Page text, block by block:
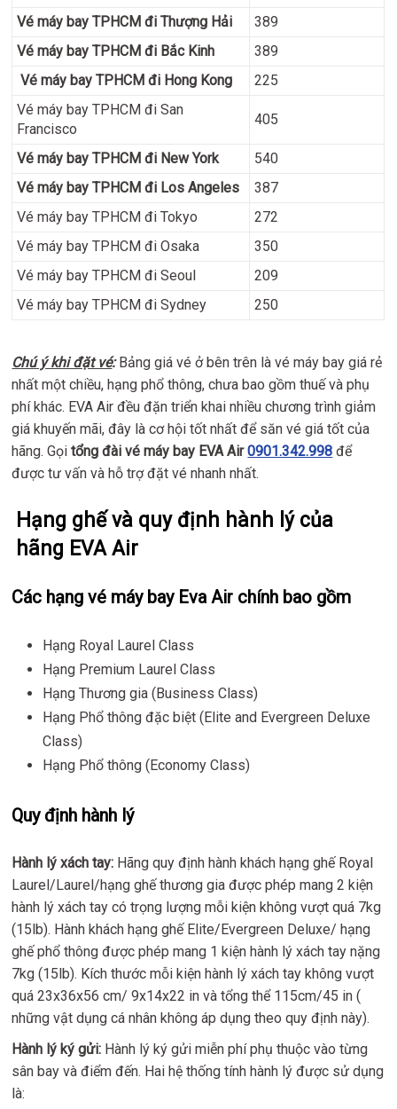
Vé máy bay TPHCM đi Thượng Hải
389
Vé máy bay TPHCM đi Bắc Kinh
389
Vé máy bay TPHCM đi Hong Kong
225
Vé máy bay TPHCM đi San
Francisco
405
Vé máy bay TPHCM đi New York
540
Vé máy bay TPHCM đi Los Angeles
387
Vé máy bay TPHCM đi Tokyo
272
Vé máy bay TPHCM đi Osaka
350
Vé máy bay TPHCM đi Seoul
209
Vé máy bay TPHCM đi Sydney
250
Chú ý khi đặt vé:Bảng giá vé ở bên trên là vé máy bay giá rẻ
nhất một chiều, hạng phổ thông, chưa bao gồm thuế và phụ
phí khác. EVA Air đều đặn triển khai nhiều chương trình giảm
giá khuyến mãi, đây là cơ hội tốt nhất để săn vé giá tốt của
hãng. Gọitổng đài vé máy bay EVA Air0901.342.998 để
được tư vấn và hỗ trợ đặt vé nhanh nhất.
Hạng ghế và quy định hành lý của
hãng EVA Air
Các hạng vé máy bay Eva Air chính bao gồm
Hạng Royal Laurel Class
Hạng Premium Laurel Class
Hạng Thương gia (Business Class)
Hạng Phổ thông đặc biệt (Elite and Evergreen Deluxe
Class)
Hạng Phổ thông (Economy Class)
Quy định hành lý
Hành lý xách tay: Hãng quy định hành khách hạng ghế Royal
Laurel/Laurel/hạng ghế thương gia được phép mang 2 kiện
hành lý xách tay có trọng lượng mỗi kiện không vượt quá 7kg
(15lb). Hành khách hạng ghế Elite/Evergreen Deluxe/ hạng
ghế phổ thông được phép mang 1 kiện hành lý xách tay nặng
7kg (15lb). Kích thước mỗi kiện hành lý xách tay không vượt
quá 23x36x56 cm/ 9x14x22 in và tổng thể 115cm/45 in (
những vật dụng cá nhân không áp dụng theo quy định này).
Hành lý ký gửi: Hành lý ký gửi miễn phí phụ thuộc vào từng
sân bay và điểm đến. Hai hệ thống tính hành lý được sử dụng
là: